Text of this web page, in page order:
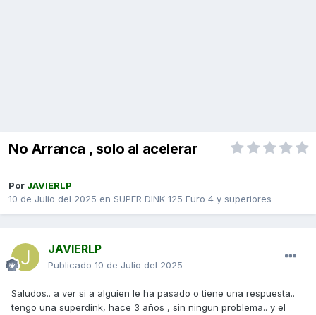
No Arranca , solo al acelerar
Por JAVIERLP
10 de Julio del 2025 en SUPER DINK 125 Euro 4 y superiores
JAVIERLP
Publicado 10 de Julio del 2025
Saludos.. a ver si a alguien le ha pasado o tiene una respuesta..
tengo una superdink, hace 3 años , sin ningun problema.. y el